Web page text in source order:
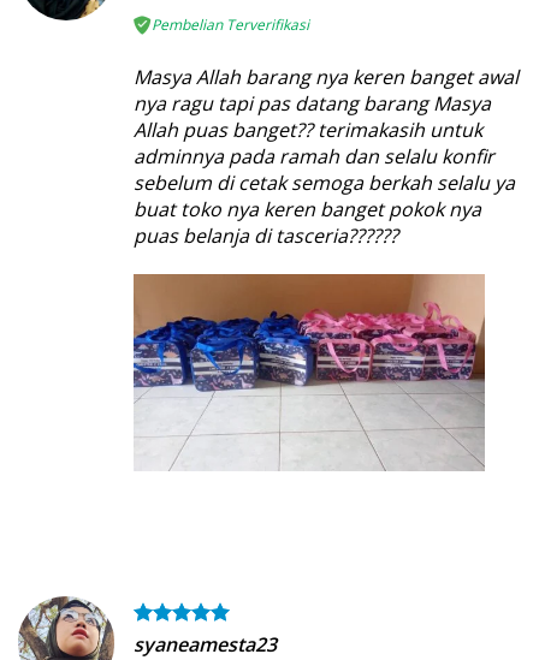
Pembelian Terverifikasi
Masya Allah barang nya keren banget awal
nya ragu tapi pas datang barang Masya
Allah puas banget?? terimakasih untuk
adminnya pada ramah dan selalu konfir
sebelum di cetak semoga berkah selalu ya
buat toko nya keren banget pokok nya
puas belanja di tasceria??????
syaneamesta23